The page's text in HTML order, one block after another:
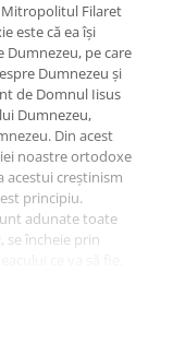
Filaret
este că ea își
Dumnezeu, pe care
Dumnezeu și
de Domnul Iisus
Dumnezeu,
Din acest
noastre ortodoxe
acestui creștinism
principiu.
adunate toate
se încheie prin
nu numai
lucru să se